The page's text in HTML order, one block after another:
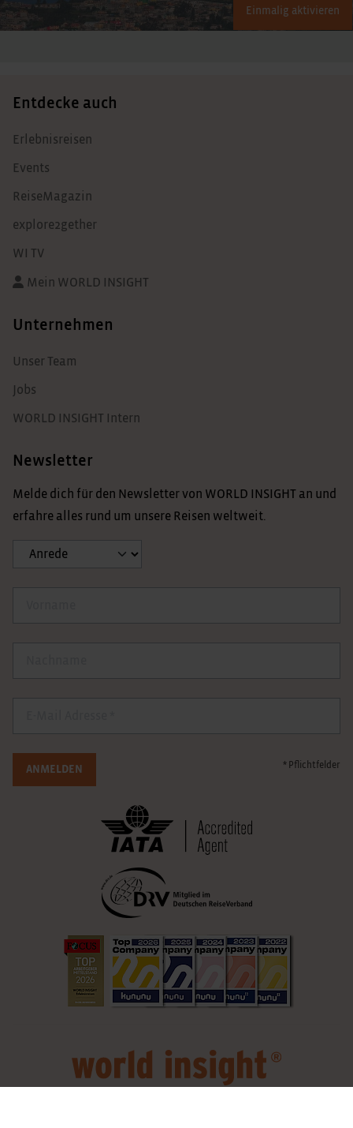
Einmalig aktivieren
Entdecke auch
Erlebnisreisen
Events
ReiseMagazin
explore2gether
WI TV
Mein WORLD INSIGHT
Unternehmen
Unser Team
Jobs
WORLD INSIGHT Intern
Newsletter
Melde dich für den Newsletter von WORLD INSIGHT an und
erfahre alles rund um unsere Reisen weltweit.
Anrede
ANMELDEN * Pflichtfelder